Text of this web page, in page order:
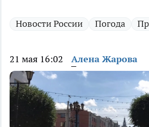
Новости России Погода
21 мая 16:02 Алена Жарова